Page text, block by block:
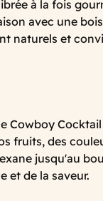
à la fois
avec une
naturels et
Cowboy
fruits, des
jusqu'au
et de la saveur.